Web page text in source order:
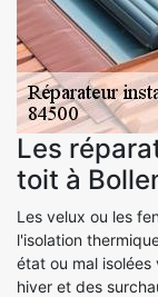
Les
toit à
Les velux ou les
l'isolation
état ou mal
hiver et des